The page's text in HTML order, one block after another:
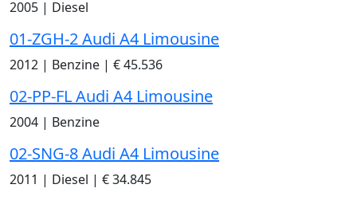
2005 | Diesel
01-ZGH-2 Audi A4 Limousine
2012 | Benzine | € 45.536
02-PP-FL Audi A4 Limousine
2004 | Benzine
02-SNG-8 Audi A4 Limousine
2011 | Diesel | € 34.845